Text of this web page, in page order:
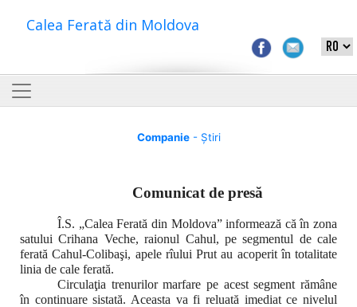
Calea Ferată din Moldova
Companie- Știri
Comunicat de presă
Î.S. „Calea Ferată din Moldova” informează că în zona
satului Crihana Veche, raionul Cahul, pe segmentul de cale
ferată Cahul-Colibaşi, apele rîului Prut au acoperit în totalitate
linia de cale ferată.
Сirculaţia trenurilor marfare pe acest segment rămâne
în continuare sistată. Aceasta va fi reluată imediat ce nivelul